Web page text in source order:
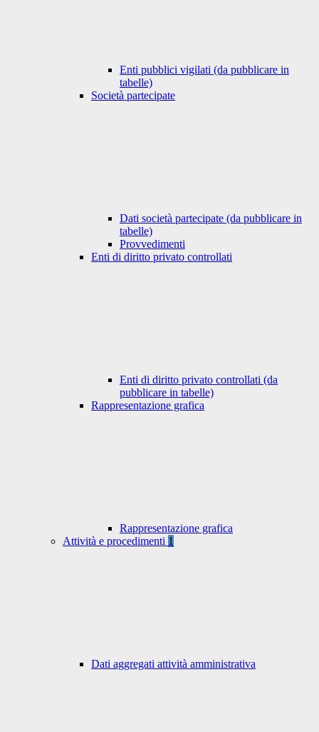
Enti pubblici vigilati (da pubblicare in
tabelle)
Società partecipate
Dati società partecipate (da pubblicare in
tabelle)
Provvedimenti
Enti di diritto privato controllati
Enti di diritto privato controllati (da
pubblicare in tabelle)
Rappresentazione grafica
Rappresentazione grafica
Attività e procedimenti 1
Dati aggregati attività amministrativa